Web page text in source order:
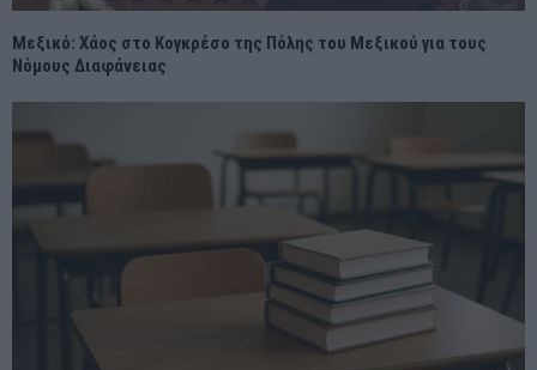
Μεξικό: Χάος στο Κογκρέσο της Πόλης του Μεξικού για τους
Νόμους Διαφάνειας